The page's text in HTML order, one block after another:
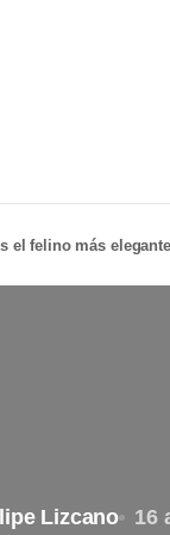
el felino más
Lizcano 16